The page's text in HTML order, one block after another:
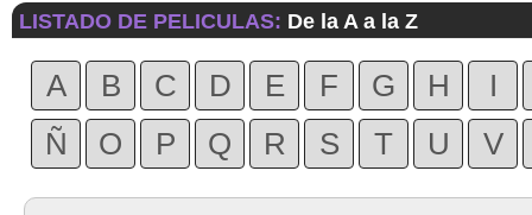
LISTADO DE PELICULAS: De la A a la Z
A B C D E F G H
I
Ñ
O P Q R S T U V